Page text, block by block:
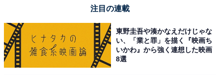
※掲載されている情報は記事公開時のものです。あらか
じめご了承ください。
注目の連載
東野圭吾や湊かなえだけじゃな
い、「業と罪」を描く『映画ち
いかわ』から強く連想した映画
8選